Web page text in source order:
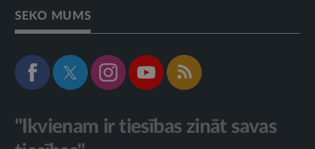
SEKO MUMS
"Ikvienam ir tiesības zināt savas